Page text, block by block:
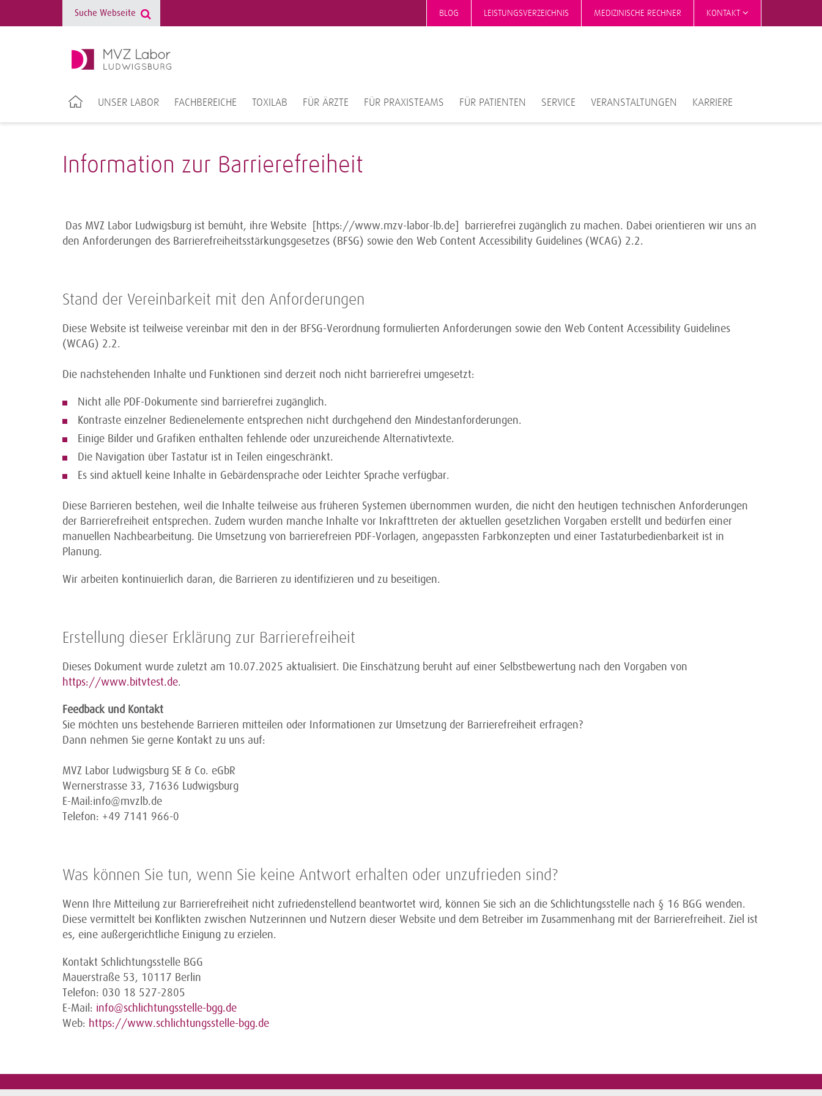
BLOG LEISTUNGSVERZEICHNIS MEDIZINISCHE RECHNER KONTAKT
UNSER LABOR FACHBEREICHE TOXILAB FÜR ÄRZTE FÜR PRAXISTEAMS FÜR PATIENTEN SERVICE VERANSTALTUNGEN KARRIERE
Information zur Barrierefreiheit
Das MVZ Labor Ludwigsburg ist bemüht, ihre Website [https://www.mzv-labor-lb.de] barrierefrei zugänglich zu machen. Dabei orientieren wir uns an
den Anforderungen des Barrierefreiheitsstärkungsgesetzes (BFSG) sowie den Web Content Accessibility Guidelines (WCAG) 2.2.
Stand der Vereinbarkeit mit den Anforderungen
Diese Website ist teilweise vereinbar mit den in der BFSG-Verordnung formulierten Anforderungen sowie den Web Content Accessibility Guidelines
(WCAG) 2.2.
Die nachstehenden Inhalte und Funktionen sind derzeit noch nicht barrierefrei umgesetzt:
Nicht alle PDF-Dokumente sind barrierefrei zugänglich.
Kontraste einzelner Bedienelemente entsprechen nicht durchgehend den Mindestanforderungen.
Einige Bilder und Grafiken enthalten fehlende oder unzureichende Alternativtexte.
Die Navigation über Tastatur ist in Teilen eingeschränkt.
Es sind aktuell keine Inhalte in Gebärdensprache oder Leichter Sprache verfügbar.
Diese Barrieren bestehen, weil die Inhalte teilweise aus früheren Systemen übernommen wurden, die nicht den heutigen technischen Anforderungen
der Barrierefreiheit entsprechen. Zudem wurden manche Inhalte vor Inkrafttreten der aktuellen gesetzlichen Vorgaben erstellt und bedürfen einer
manuellen Nachbearbeitung. Die Umsetzung von barrierefreien PDF-Vorlagen, angepassten Farbkonzepten und einer Tastaturbedienbarkeit ist in
Planung.
Wir arbeiten kontinuierlich daran, die Barrieren zu identifizieren und zu beseitigen.
Erstellung dieser Erklärung zur Barrierefreiheit
Dieses Dokument wurde zuletzt am 10.07.2025 aktualisiert. Die Einschätzung beruht auf einer Selbstbewertung nach den Vorgaben von
https://www.bitvtest.de.
Feedback und Kontakt
Sie möchten uns bestehende Barrieren mitteilen oder Informationen zur Umsetzung der Barrierefreiheit erfragen?
Dann nehmen Sie gerne Kontakt zu uns auf:
MVZ Labor Ludwigsburg SE & Co. eGbR
Wernerstrasse 33, 71636 Ludwigsburg
E-Mail:info@mvzlb.de
Telefon: +49 7141 966-0
Was können Sie tun, wenn Sie keine Antwort erhalten oder unzufrieden sind?
Wenn Ihre Mitteilung zur Barrierefreiheit nicht zufriedenstellend beantwortet wird, können Sie sich an die Schlichtungsstelle nach § 16 BGG wenden.
Diese vermittelt bei Konflikten zwischen Nutzerinnen und Nutzern dieser Website und dem Betreiber im Zusammenhang mit der Barrierefreiheit. Ziel ist
es, eine außergerichtliche Einigung zu erzielen.
Kontakt Schlichtungsstelle BGG
Mauerstraße 53, 10117 Berlin
Telefon: 030 18 527-2805
E-Mail: info@schlichtungsstelle-bgg.de
Web: https://www.schlichtungsstelle-bgg.de